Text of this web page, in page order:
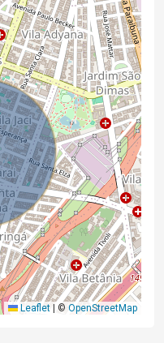
Leaflet | © OpenStreetMap